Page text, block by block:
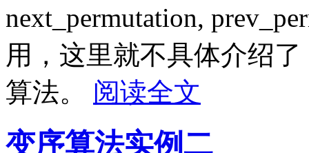
next_permutation,
用，这里就不具体介绍
算法。 阅读全文
变序算法实例二